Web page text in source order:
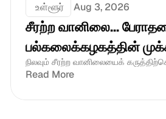
உள்ளூர் Aug 3, 2026
சீரற்ற வானிலை...
பல்கலைக்கழகத்தின்
நிலவும் சீரற்ற வானிலையைக்
Read More